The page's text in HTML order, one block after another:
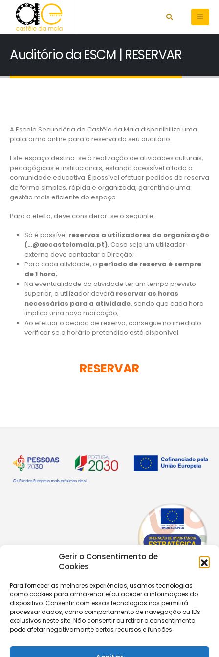
Gerir o Consentimento de
Cookies
Para fornecer as melhores experiências, usamos tecnologias
como cookies para armazenar e/ou aceder a informações do
dispositivo. Consentir com essas tecnologias nos permitirá
processar dados, como comportamento de navegação ou IDs
exclusivos neste site. Não consentir ou retirar o consentimento
pode afetar negativamante certos recursos e funções.
Auditório da ESCM | RESERVAR
A Escola Secundária do Castêlo da Maia disponibiliza uma
plataforma online para a reserva do seu auditório.
Este espaço destina-se à realização de atividades culturais,
pedagógicas e institucionais, estando acessível a toda a
comunidade educativa. É possível efetuar pedidos de reserva
de forma simples, rápida e organizada, garantindo uma
gestão mais eficiente do espaço.
Para o efeito, deve considerar-se o seguinte:
Só é possível reservas a utilizadores da organização
(…@aecastelomaia.pt). Caso seja um utilizador
externo deve contactar a Direção;
Para cada atividade, o período de reserva é sempre
de 1 hora;
Na eventualidade da atividade ter um tempo previsto
superior, o utilizador deverá reservar as horas
necessárias para a atividade, sendo que cada hora
implica uma nova marcação;
Ao efetuar o pedido de reserva, consegue no imediato
verificar se o horário pretendido está disponível.
RESERVAR
Copyright © 2026 |Equipa de Comunicação Digital
Política de Privacidade| PPPDPAECM|PPRCIC
CONTACTOS